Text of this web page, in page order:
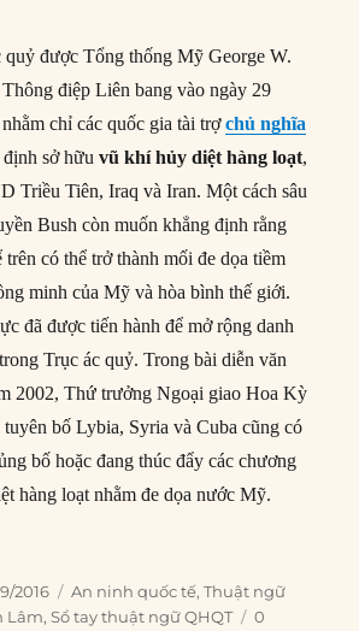
quỷ được Tổng thống Mỹ George W.
điệp Liên bang vào ngày 29
chỉ các quốc gia tài trợchủ nghĩa
định sở hữuvũ khí hủy diệt hàng loạt,
Triều Tiên, Iraq và Iran. Một cách sâu
Bush còn muốn khẳng định rằng
có thể trở thành mối đe dọa tiềm
minh của Mỹ và hòa bình thế giới.
đã được tiến hành để mở rộng danh
Trục ác quỷ. Trong bài diễn văn
2002, Thứ trưởng Ngoại giao Hoa Kỳ
bố Lybia, Syria và Cuba cũng có
bố hoặc đang thúc đẩy các chương
hàng loạt nhằm đe dọa nước Mỹ.
ác quỷ (Axis of Evil)”
2016 Categories
An ninh quốc tế,Thuật ngữ
Lâm,Sổ tay thuật ngữ QHQT
0